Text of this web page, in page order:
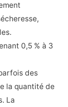
0,5 % à 3
des
la quantité de
La